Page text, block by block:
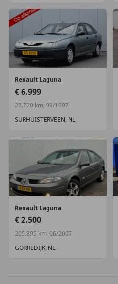
Renault Laguna
€ 6.999
25.720 km, 03/1997
SURHUISTERVEEN, NL
Renault Laguna
€ 2.500
205.895 km, 06/2007
GORREDIJK, NL